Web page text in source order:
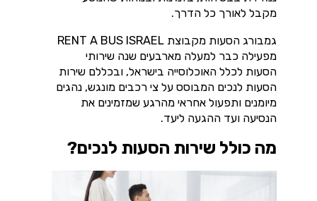
מקבל לאורך כל הדרך.
גמבורג הסעות מקבוצת RENT A BUS ISRAEL
מפעילה כבר למעלה מארבעים שנה שירותי
הסעות לכלל האוכלוסייה בישראל, ובכללם שירות
הסעות לנכים המבוסס על צי רכבים מונגש, נהגים
מיומנים ותפעול אחראי מהרגע שמזמינים את
הנסיעה ועד ההגעה ליעד.
מה כולל שירות הסעות לנכים?